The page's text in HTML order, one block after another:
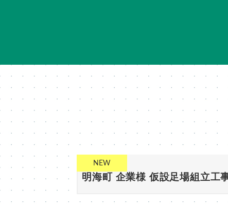
NEW
2026-08-06
明海町 企業様 仮設足場組立工